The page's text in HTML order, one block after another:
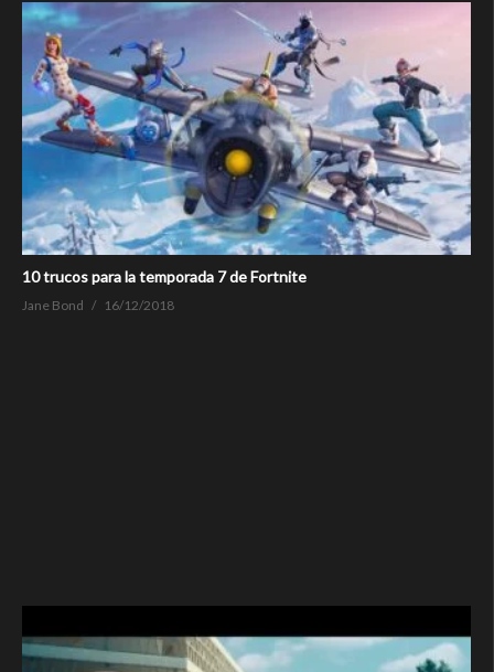
10 trucos para la temporada 7 de Fortnite
Jane Bond 16/12/2018